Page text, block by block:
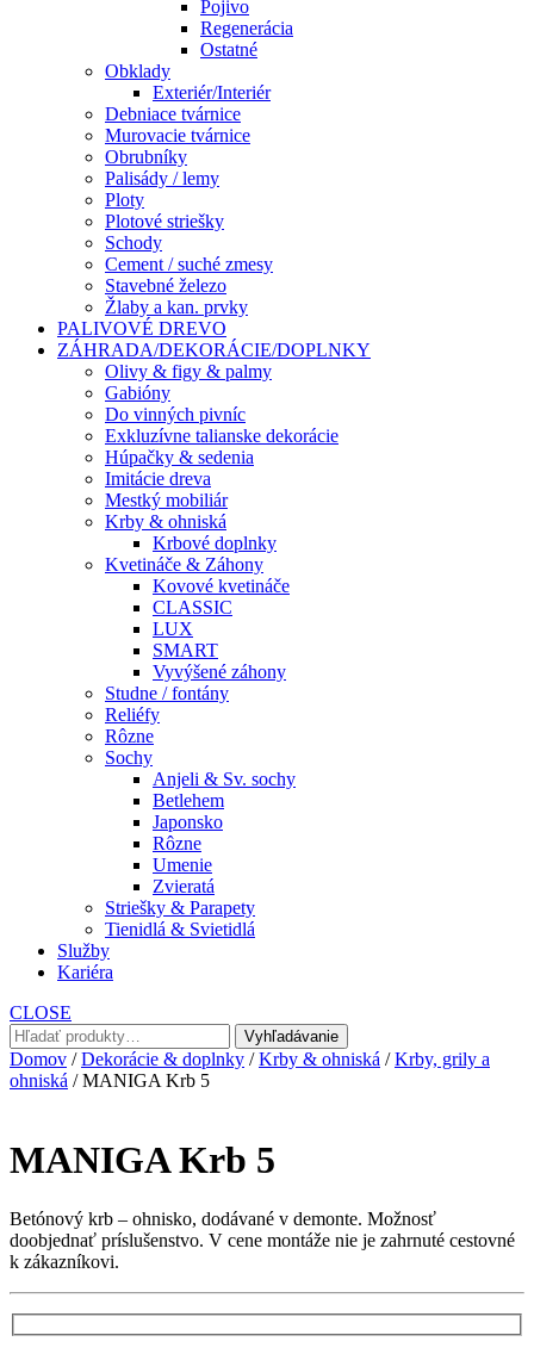
Pojivo
Regenerácia
Ostatné
Obklady
Exteriér/Interiér
Debniace tvárnice
Murovacie tvárnice
Obrubníky
Palisády / lemy
Ploty
Plotové striešky
Schody
Cement / suché zmesy
Stavebné železo
Žlaby a kan. prvky
PALIVOVÉ DREVO
ZÁHRADA/DEKORÁCIE/DOPLNKY
Olivy & figy & palmy
Gabióny
Do vinných pivníc
Exkluzívne talianske dekorácie
Húpačky & sedenia
Imitácie dreva
Mestký mobiliár
Krby & ohniská
Krbové doplnky
Kvetináče & Záhony
Kovové kvetináče
CLASSIC
LUX
SMART
Vyvýšené záhony
Studne / fontány
Reliéfy
Rôzne
Sochy
Anjeli & Sv. sochy
Betlehem
Japonsko
Rôzne
Umenie
Zvieratá
Striešky & Parapety
Tienidlá & Svietidlá
Služby
Kariéra
CLOSE
Hľadať:
Vyhľadávanie
Domov /Dekorácie & doplnky /Krby & ohniská /Krby, grily a
ohniská / MANIGA Krb 5
MANIGA Krb 5
Betónový krb – ohnisko, dodávané v demonte. Možnosť
doobjednať príslušenstvo. V cene montáže nie je zahrnuté cestovné
k zákazníkovi.